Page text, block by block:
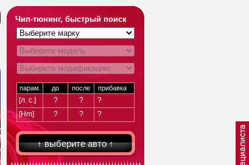
Чип-тюнинг, быстрый поиск
парам. до после прибавка
[л. с.] ? ?
?
[Hm]
? ? ?
↑ выберите авто ↑